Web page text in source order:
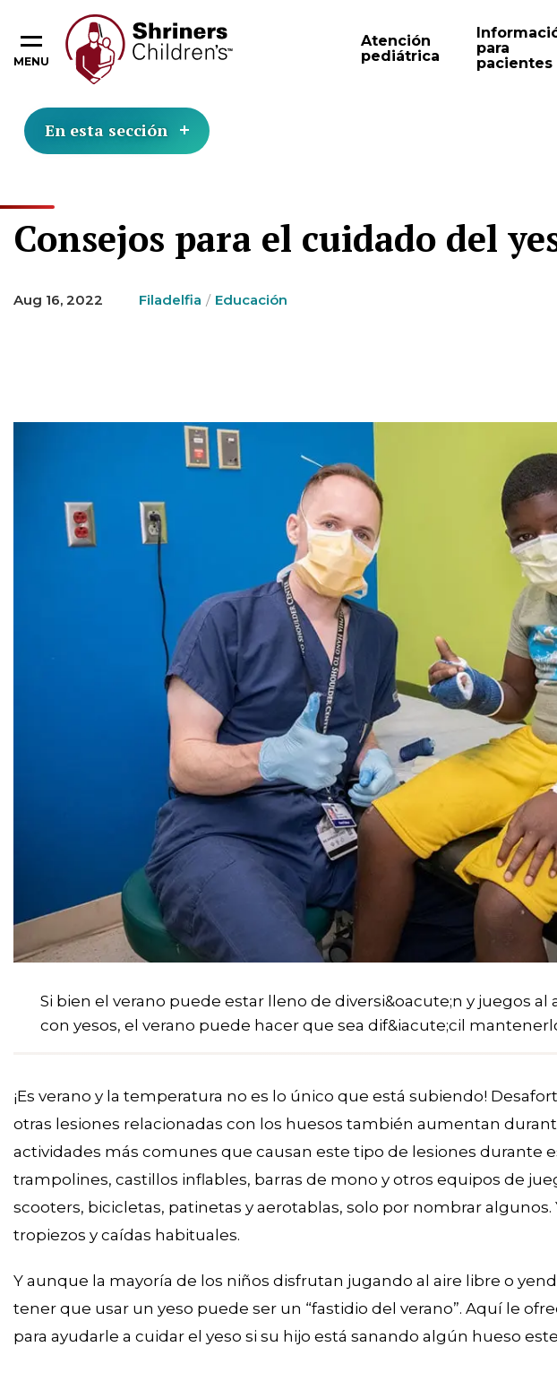
MENU
Atención
pediátrica
para
pacientes
En esta sección
Consejos para el cuidado del
Aug 16, 2022 Filadelfia Educación
Si bien el verano puede estar lleno de diversi&oacute;n y juegos al
con yesos, el verano puede hacer que sea dif&iacute;cil
¡Es verano y la temperatura no es lo único que está subiendo!
otras lesiones relacionadas con los huesos también aumentan
actividades más comunes que causan este tipo de lesiones durante
trampolines, castillos inflables, barras de mono y otros equipos de
scooters, bicicletas, patinetas y aerotablas, solo por nombrar algunos.
tropiezos y caídas habituales.
Y aunque la mayoría de los niños disfrutan jugando al aire libre o
tener que usar un yeso puede ser un “fastidio del verano”. Aquí le
para ayudarle a cuidar el yeso si su hijo está sanando algún hueso